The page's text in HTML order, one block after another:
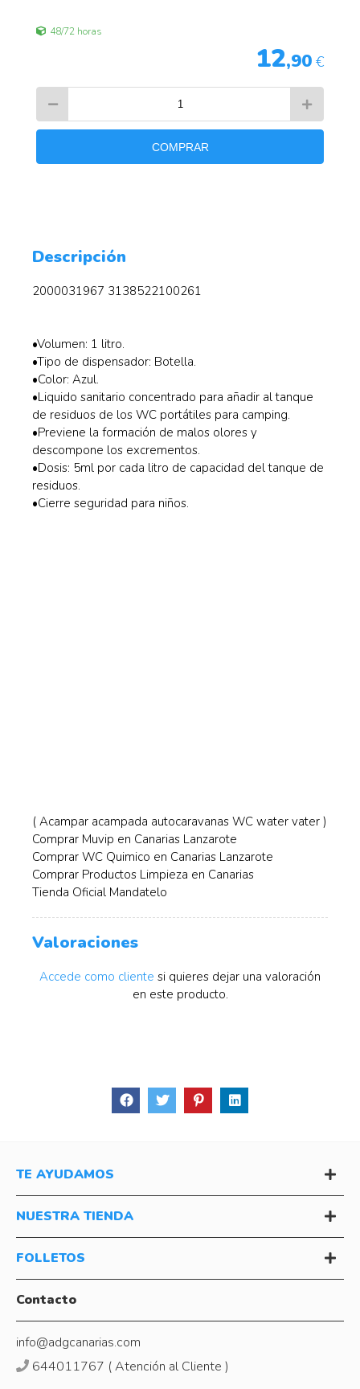
48/72 horas
12,90 €
COMPRAR
Descripción
2000031967 3138522100261
•Volumen: 1 litro.
•Tipo de dispensador: Botella.
•Color: Azul.
•Liquido sanitario concentrado para añadir al tanque
de residuos de los WC portátiles para camping.
•Previene la formación de malos olores y
descompone los excrementos.
•Dosis: 5ml por cada litro de capacidad del tanque de
residuos.
•Cierre seguridad para niños.
( Acampar acampada autocaravanas WC water vater )
Comprar Muvip en Canarias Lanzarote
Comprar WC Quimico en Canarias Lanzarote
Comprar Productos Limpieza en Canarias
Tienda Oficial Mandatelo
Valoraciones
Accede como cliente si quieres dejar una valoración
en este producto.
TE AYUDAMOS
NUESTRA TIENDA
FOLLETOS
Contacto
info@adgcanarias.com
644011767 ( Atención al Cliente )